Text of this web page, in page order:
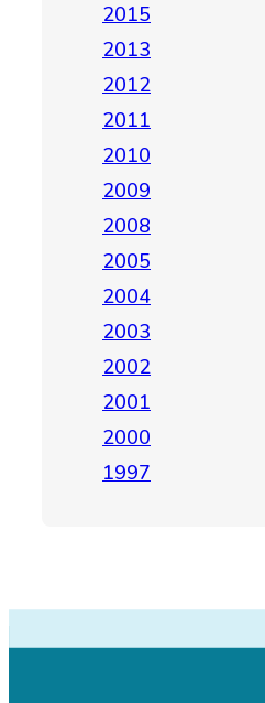
2015
2013
2012
2011
2010
2009
2008
2005
2004
2003
2002
2001
2000
1997